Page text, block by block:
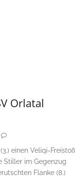
Orlatal
einen Veliqi-Freistoß
Stiller im Gegenzug
Flanke (8.)